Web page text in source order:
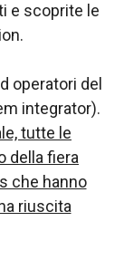
e scoprite le
operatori del
integrator).
tutte le
della fiera
che hanno
riuscita